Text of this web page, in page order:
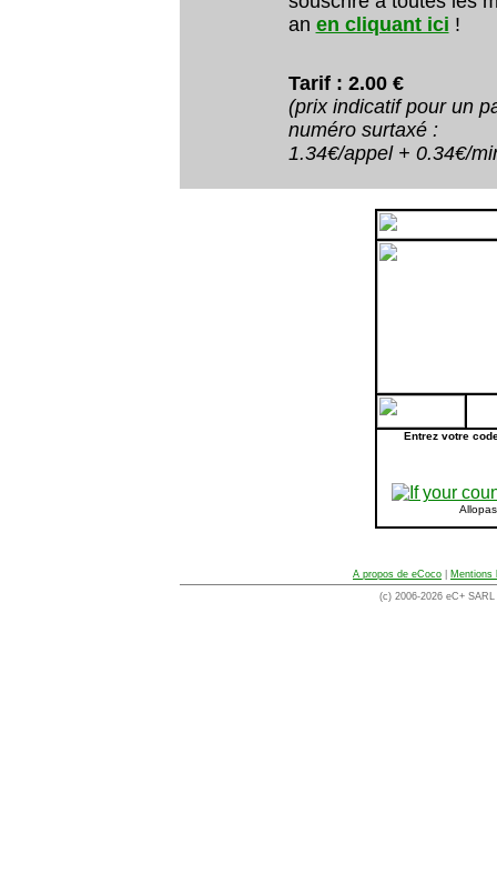
an en cliquant ici !
Tarif : 2.00 €
(prix indicatif pour un
numéro surtaxé :
1.34€/appel + 0.34€/
Entrez votre
A propos de eCoco
Mentions
(c) 2006-2026 eC+